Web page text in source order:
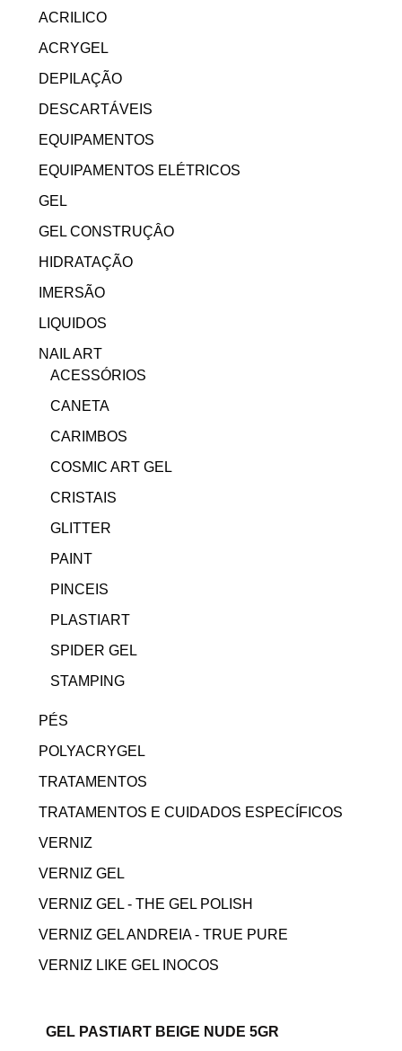
GEL PASTIART BEIGE NUDE 5GR
ACRILICO
ACRYGEL
DEPILAÇÃO
DESCARTÁVEIS
EQUIPAMENTOS
EQUIPAMENTOS ELÉTRICOS
GEL
GEL CONSTRUÇÂO
HIDRATAÇÃO
IMERSÃO
LIQUIDOS
NAIL ART
ACESSÓRIOS
CANETA
CARIMBOS
COSMIC ART GEL
CRISTAIS
GLITTER
PAINT
PINCEIS
PLASTIART
SPIDER GEL
STAMPING
PÉS
POLYACRYGEL
TRATAMENTOS
TRATAMENTOS E CUIDADOS ESPECÍFICOS
VERNIZ
VERNIZ GEL
VERNIZ GEL - THE GEL POLISH
VERNIZ GEL ANDREIA - TRUE PURE
VERNIZ LIKE GEL INOCOS